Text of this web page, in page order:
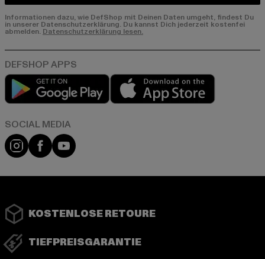
Informationen dazu, wie DefShop mit Deinen Daten umgeht, findest Du
in unserer Datenschutzerklärung. Du kannst Dich jederzeit kostenfei
abmelden. Datenschutzerklärung lesen.
Play market
Instagram
FacebookYouTube
KOSTENLOSE RETOURE
TIEFPREISGARANTIE